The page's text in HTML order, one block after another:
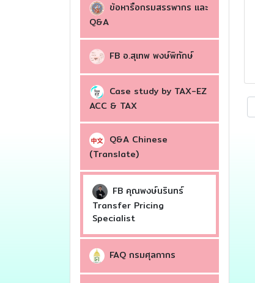
ข้อหารือกรมสรรพากร เเละ
Q&A
FB อ.สุเทพ พงษ์พิทักษ์
Case study by TAX-EZ
ACC & TAX
Q&A Chinese
(Translate)
FB คุณพงษ์นรินทร์
Transfer Pricing
Specialist
FAQ กรมศุลกากร